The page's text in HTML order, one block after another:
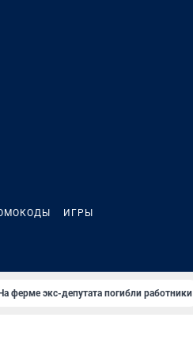
ИГРЫ
ферме экс-депутата погибли работники